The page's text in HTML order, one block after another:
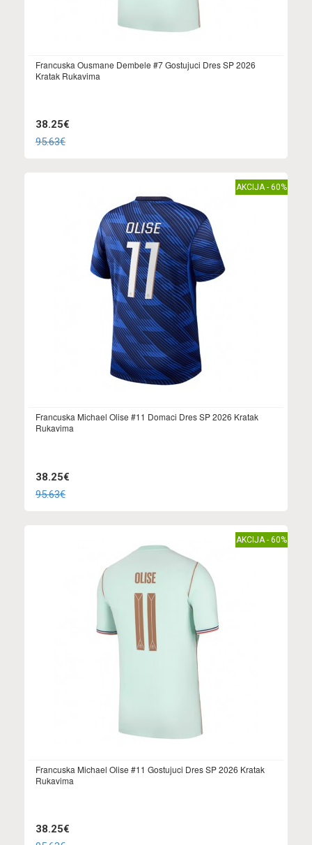
Francuska Ousmane Dembele #7 Gostujuci Dres SP 2026
Kratak Rukavima
38.25€
95.63€
AKCIJA - 60%
Francuska Michael Olise #11 Domaci Dres SP 2026 Kratak
Rukavima
38.25€
95.63€
AKCIJA - 60%
Francuska Michael Olise #11 Gostujuci Dres SP 2026 Kratak
Rukavima
38.25€